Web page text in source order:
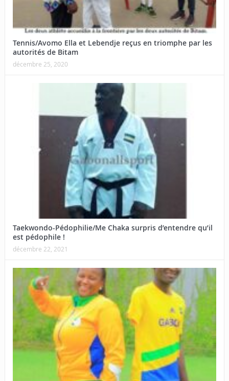
Tennis/Avomo Ella et Lebendje reçus en triomphe par les
autorités de Bitam
décembre 25, 2020
Taekwondo-Pédophilie/Me Chaka surpris d’entendre qu’il
est pédophile !
décembre 22, 2021